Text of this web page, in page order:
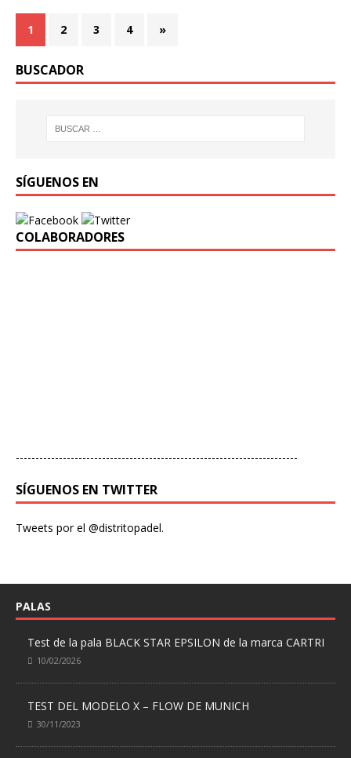
1 2 3 4 »
BUSCADOR
SÍGUENOS EN
COLABORADORES
------------------------------------------------------------------------
SÍGUENOS EN TWITTER
Tweets por el @distritopadel.
PALAS
Test de la pala BLACK STAR EPSILON de la marca CARTRI
10/02/2026
TEST DEL MODELO X – FLOW DE MUNICH
30/11/2023